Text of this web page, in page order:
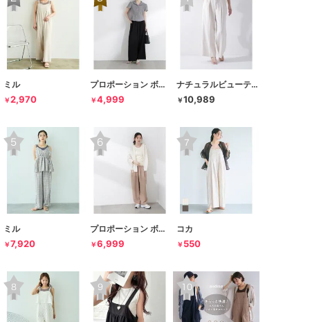
ミル
￥2,970
プロポーション ボディドレッシング
￥4,999
ナチュラルビューティーベーシック
￥10,989
ミル
￥7,920
プロポーション ボディドレッシング
￥6,999
コカ
￥ 550